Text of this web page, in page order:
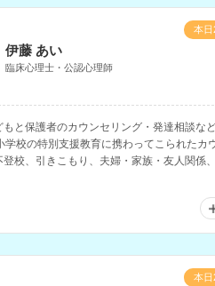
伊藤 あい
臨床心理士・公認心理師
と保護者のカウンセリング・発達相談な
学校の特別支援教育に携わってこられたカ
登校、引きこもり、夫婦・家族・友人関係
不妊治療の悩みなど、様々な相談に対応さ
本日
本日